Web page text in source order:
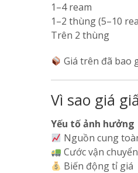
1–4 ream
1–2 thùng (5–10
Trên 2 thùng
Giá trên đã bao
Vì sao giá
Yếu tố ảnh hưởng
Nguồn cung
Cước vận chuyển
Biến động tỉ giá